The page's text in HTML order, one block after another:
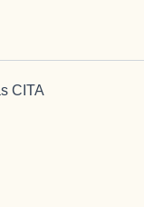
CITA